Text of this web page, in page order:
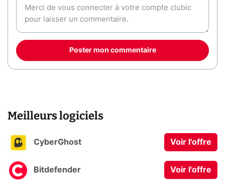
Poster mon commentaire
Meilleurs logiciels
CyberGhost Voir l'offre
Bitdefender Voir l'offre